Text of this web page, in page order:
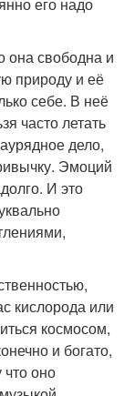
его надо
она свободна и
природу и её
себе. В неё
часто летать
дело,
Эмоций
И это
кислорода или
космосом,
и богато,
что оно